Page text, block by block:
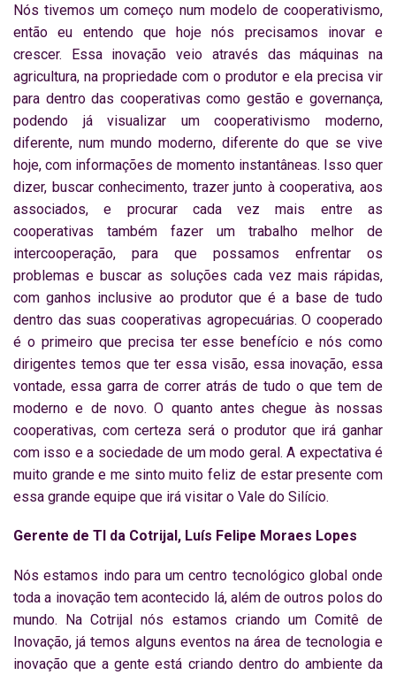
Nós tivemos um começo num modelo de cooperativismo,
então eu entendo que hoje nós precisamos inovar e
crescer. Essa inovação veio através das máquinas na
agricultura, na propriedade com o produtor e ela precisa vir
para dentro das cooperativas como gestão e governança,
podendo já visualizar um cooperativismo moderno,
diferente, num mundo moderno, diferente do que se vive
hoje, com informações de momento instantâneas. Isso quer
dizer, buscar conhecimento, trazer junto à cooperativa, aos
associados, e procurar cada vez mais entre as
cooperativas também fazer um trabalho melhor de
intercooperação, para que possamos enfrentar os
problemas e buscar as soluções cada vez mais rápidas,
com ganhos inclusive ao produtor que é a base de tudo
dentro das suas cooperativas agropecuárias. O cooperado
é o primeiro que precisa ter esse benefício e nós como
dirigentes temos que ter essa visão, essa inovação, essa
vontade, essa garra de correr atrás de tudo o que tem de
moderno e de novo. O quanto antes chegue às nossas
cooperativas, com certeza será o produtor que irá ganhar
com isso e a sociedade de um modo geral. A expectativa é
muito grande e me sinto muito feliz de estar presente com
essa grande equipe que irá visitar o Vale do Silício.
Gerente de TI da Cotrijal, Luís Felipe Moraes Lopes
Nós estamos indo para um centro tecnológico global onde
toda a inovação tem acontecido lá, além de outros polos do
mundo. Na Cotrijal nós estamos criando um Comitê de
Inovação, já temos alguns eventos na área de tecnologia e
inovação que a gente está criando dentro do ambiente da